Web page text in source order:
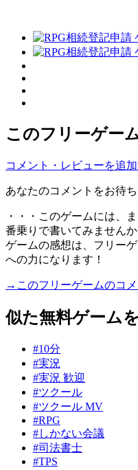
このフリーゲー
コメント・レビューを追
あなたのコメントをお待ち
・・・このゲームには、
番乗りで書いてみませんか
ゲームの感想は、フリー
への力になります！
→このフリーゲームのコ
似た無料ゲーム
#10分
#実況
#実況 歓迎
#ツクール
#ツクール MV
#RPG
#しかない会議
#司法書士
#TPS